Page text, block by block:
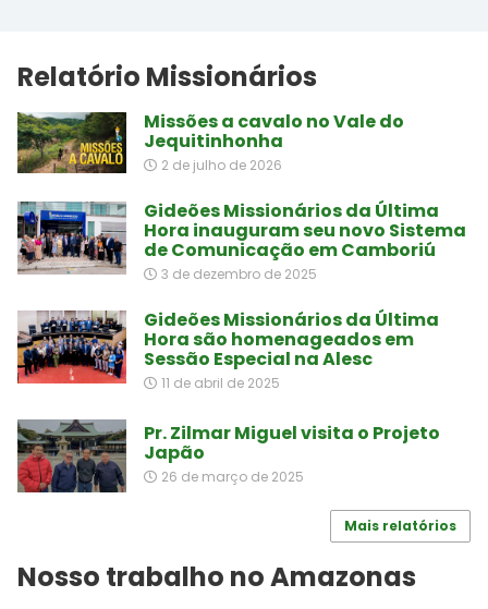
Relatório Missionários
Missões a cavalo no Vale do
Jequitinhonha
2 de julho de 2026
Gideões Missionários da Última
Hora inauguram seu novo Sistema
de Comunicação em Camboriú
3 de dezembro de 2025
Gideões Missionários da Última
Hora são homenageados em
Sessão Especial na Alesc
11 de abril de 2025
Pr. Zilmar Miguel visita o Projeto
Japão
26 de março de 2025
Mais relatórios
Nosso trabalho no Amazonas